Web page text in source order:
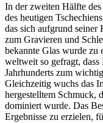
In der zweiten Hälfte
des heutigen
das sich aufgrund seiner
zum Gravieren und
bekannte Glas wurde zu
weltweit so gefragt,
Jahrhunderts zum
Gleichzeitig wuchs das
hergestelltem Schmuck,
dominiert wurde. Das
Ergebnisse zu erzielen,